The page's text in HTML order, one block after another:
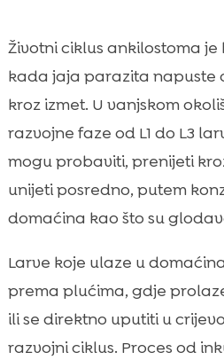
Životni ciklus ankilostoma
kada jaja parazita napuste
kroz izmet. U vanjskom
razvojne faze od L1 do L3
mogu probaviti, prenijeti
unijeti posredno, putem
domaćina kao što su
Larve koje ulaze u
prema plućima, gdje
ili se direktno uputiti u
razvojni ciklus. Proces od